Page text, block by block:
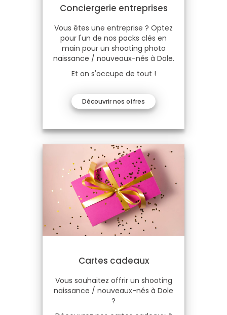
Conciergerie entreprises
Vous êtes une entreprise ? Optez
pour l'un de nos packs clés en
main pour un shooting photo
naissance / nouveaux-nés à Dole.
Et on s'occupe de tout !
Découvrir nos offres
Cartes cadeaux
Vous souhaitez offrir un shooting
naissance / nouveaux-nés à Dole
?